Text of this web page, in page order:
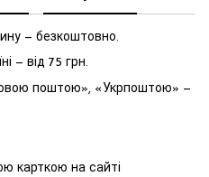
— безкоштовно.
— від 75 грн.
поштою», «Укрпоштою» —
карткою на сайті